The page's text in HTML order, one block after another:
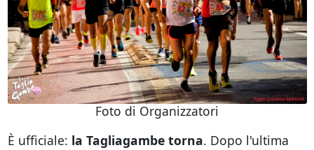
Foto di Organizzatori
È ufficiale: la Tagliagambe torna. Dopo l'ultima